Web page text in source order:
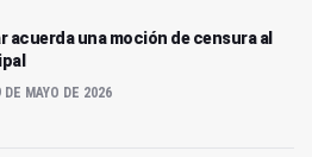
acuerda una moción de censura al
MAYO DE 2026